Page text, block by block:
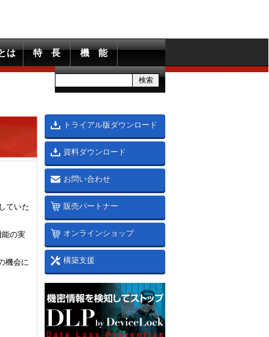
は 特 長 機 能
ていた
能の実
機会に
トライアル版ダウンロード
資料ダウンロード
お問い合わせ
販売パートナー
オンラインショップ
構築支援